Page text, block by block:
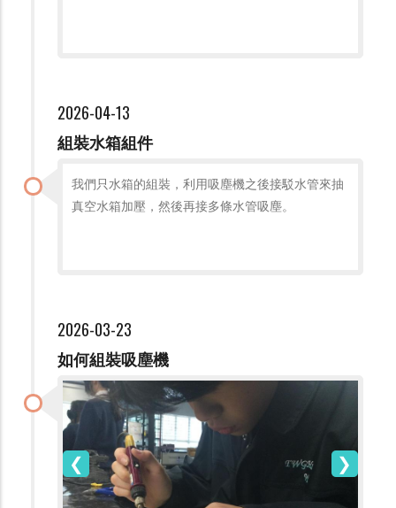
2026-04-13
組裝水箱組件
我們只水箱的組裝，利用吸塵機之後接駁水管來抽
真空水箱加壓，然後再接多條水管吸塵。
2026-03-23
如何組裝吸塵機